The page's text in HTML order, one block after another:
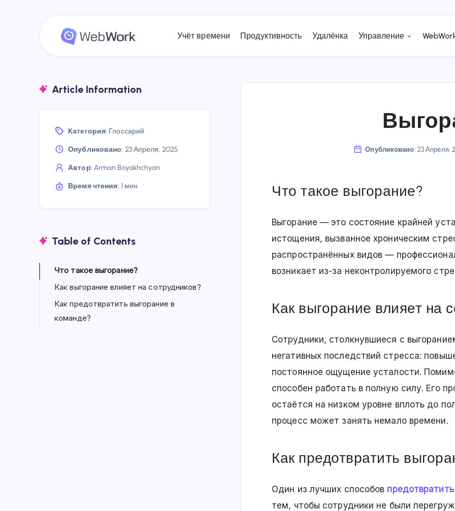
Учёт времени Продуктивность Удалёнка Управление
Опубликовано: 23 Апреля,
Что такое выгорание?
Выгорание — это состояние крайней
истощения, вызванное хроническим
распространённых видов —
возникает из-за неконтролируемого
Как выгорание влияет на
Сотрудники, столкнувшиеся с
негативных последствий стресса:
постоянное ощущение усталости.
способен работать в полную силу. Его
остаётся на низком уровне вплоть до
процесс может занять немало времени.
Как предотвратить
Один из лучших способов
тем, чтобы сотрудники не были
Article Information
Категория: Глоссарий
Опубликовано: 23 Апреля, 2025
Автор: Arman Boyakhchyan
Время чтения: 1 мин
Table of Contents
Что такое выгорание?
Как выгорание влияет на сотрудников?
Как предотвратить выгорание в
команде?